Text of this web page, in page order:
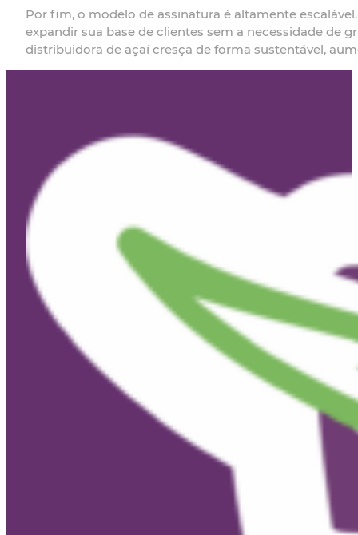
Por fim, o modelo de assinatura é altamente
expandir sua base de clientes sem a necessidade de
distribuidora de açaí cresça de forma sustentável,